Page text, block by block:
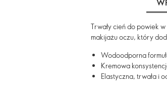
Trwały cień do powiek
makijażu oczu, który
Wodoodporna
Kremowa
Elastyczna, trwała i